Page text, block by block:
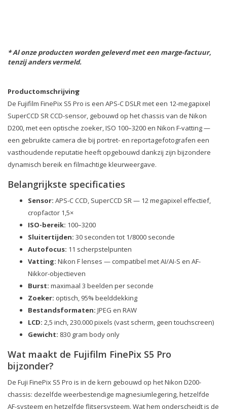
* Al onze producten worden geleverd met een marge-factuur,
tenzij anders vermeld.
Productomschrijving
De Fujifilm FinePix S5 Pro is een APS-C DSLR met een 12-megapixel
SuperCCD SR CCD-sensor, gebouwd op het chassis van de Nikon
D200, met een optische zoeker, ISO 100–3200 en Nikon F-vatting —
een gebruikte camera die bij portret- en reportagefotografen een
vasthoudende reputatie heeft opgebouwd dankzij zijn bijzondere
dynamisch bereik en filmachtige kleurweergave.
Belangrijkste specificaties
Sensor: APS-C CCD, SuperCCD SR — 12 megapixel effectief,
cropfactor 1,5×
ISO-bereik: 100–3200
Sluitertijden: 30 seconden tot 1/8000 seconde
Autofocus: 11 scherpstelpunten
Vatting: Nikon F lenses — compatibel met AI/AI-S en AF-
Nikkor-objectieven
Burst: maximaal 3 beelden per seconde
Zoeker: optisch, 95% beelddekking
Bestandsformaten: JPEG en RAW
LCD: 2,5 inch, 230.000 pixels (vast scherm, geen touchscreen)
Gewicht: 830 gram body only
Wat maakt de Fujifilm FinePix S5 Pro
bijzonder?
De Fuji FinePix S5 Pro is in de kern gebouwd op het Nikon D200-
chassis: dezelfde weerbestendige magnesiumlegering, hetzelfde
AF-systeem en hetzelfde flitsersysteem. Wat hem onderscheidt is de